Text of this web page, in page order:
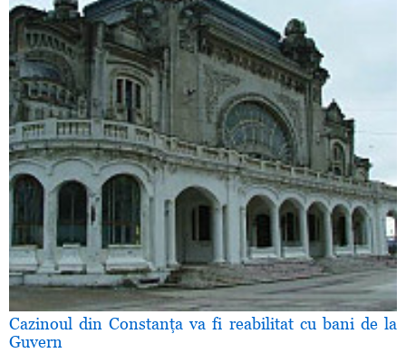
Cazinoul din Constanţa va fi reabilitat cu bani de la
Guvern